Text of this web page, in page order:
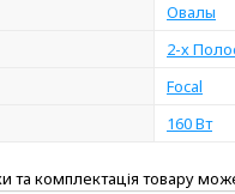
Овалы
2-х
Focal
160 Вт
та комплектація товару